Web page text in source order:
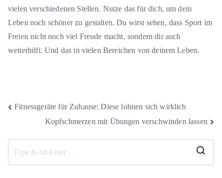
vielen verschiedenen Stellen. Nutze das für dich, um dein
Leben noch schöner zu gestalten. Du wirst sehen, dass Sport im
Freien nicht noch viel Freude macht, sondern dir auch
weiterhilft. Und das in vielen Bereichen von deinem Leben.
Beitragsnavigation
Fitnessgeräte für Zuhause: Diese lohnen sich wirklich
Kopfschmerzen mit Übungen verschwinden lassen